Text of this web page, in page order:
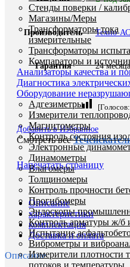
Стенды поверки /
Магазины/Меры
Трансформаторы тока
измерительные
Трансформаторы
Компараторы и
Анализаторы качества и
Диагностика
Оборудование
Адгезиметры
Измерители
Магнитометры
Контроль состояния
Электронные
Динамометры
Влагомеры
Толщиномеры
Контроль прочности
Прогибомеры
Эндоскопы
Контроль арматуры ж/б
Испытание
Виброметры и
Измерители плотности
потоков и температуры
Производитель Техно-АС
Гарантия 24 месяца
[Голосов:
Добавить в Избранное
Смотреть все
Напечатать страницу
Описание
характеристики
комплектация
Доставка и оплата
Описание